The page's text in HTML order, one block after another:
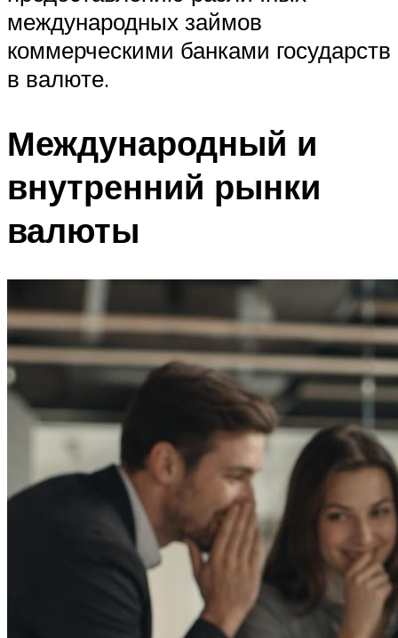
международных займов
коммерческими банками государств
в валюте.
Международный и
внутренний рынки
валюты